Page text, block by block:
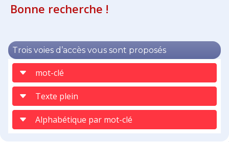
Bonne recherche !
Trois voies d’accès vous sont proposés
mot-clé
Texte plein
Alphabétique par mot-clé